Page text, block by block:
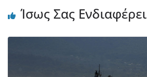
Ίσως Σας Ενδιαφέρει